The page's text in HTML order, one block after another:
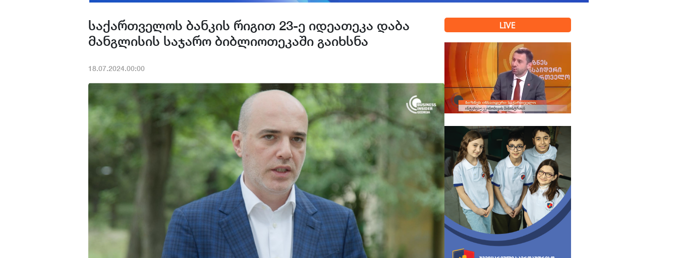
საქართველოს ბანკის რიგით 23-ე იდეათეკა დაბა
მანგლისის საჯარო ბიბლიოთეკაში გაიხსნა
18.07.2024.00:00
LIVE